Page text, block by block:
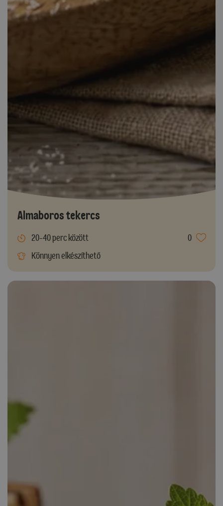
Almaboros tekercs
20-40 perc között
0
Könnyen elkészíthető